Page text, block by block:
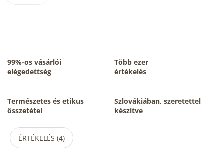
99%-os vásárlói
elégedettség
Több ezer
értékelés
Természetes és etikus
összetétel
Szlovákiában, szeretettel
készítve
ÉRTÉKELÉS (4)